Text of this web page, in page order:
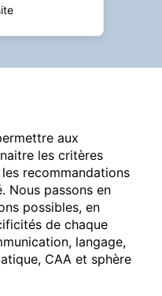
aux
les critères
recommandations
Nous passons en
possibles, en
de chaque
langage,
CAA et sphère